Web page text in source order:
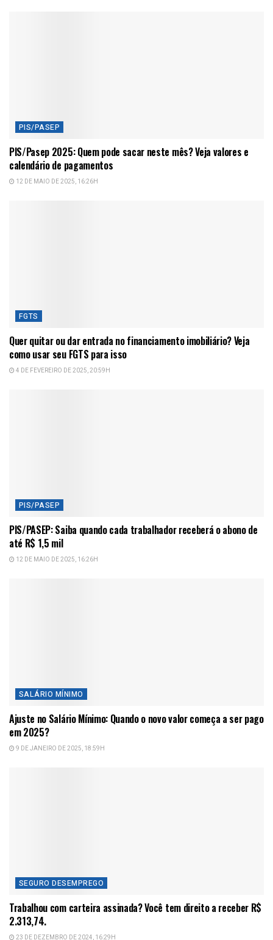
PIS/PASEP
PIS/Pasep 2025: Quem pode sacar neste mês? Veja valores e
calendário de pagamentos
12 DE MAIO DE 2025, 16:26H
FGTS
Quer quitar ou dar entrada no financiamento imobiliário? Veja
como usar seu FGTS para isso
4 DE FEVEREIRO DE 2025, 20:59H
PIS/PASEP
PIS/PASEP: Saiba quando cada trabalhador receberá o abono de
até R$ 1,5 mil
12 DE MAIO DE 2025, 16:26H
SALÁRIO MÍNIMO
Ajuste no Salário Mínimo: Quando o novo valor começa a ser pago
em 2025?
9 DE JANEIRO DE 2025, 18:59H
SEGURO DESEMPREGO
Trabalhou com carteira assinada? Você tem direito a receber R$
2.313,74.
23 DE DEZEMBRO DE 2024, 16:29H